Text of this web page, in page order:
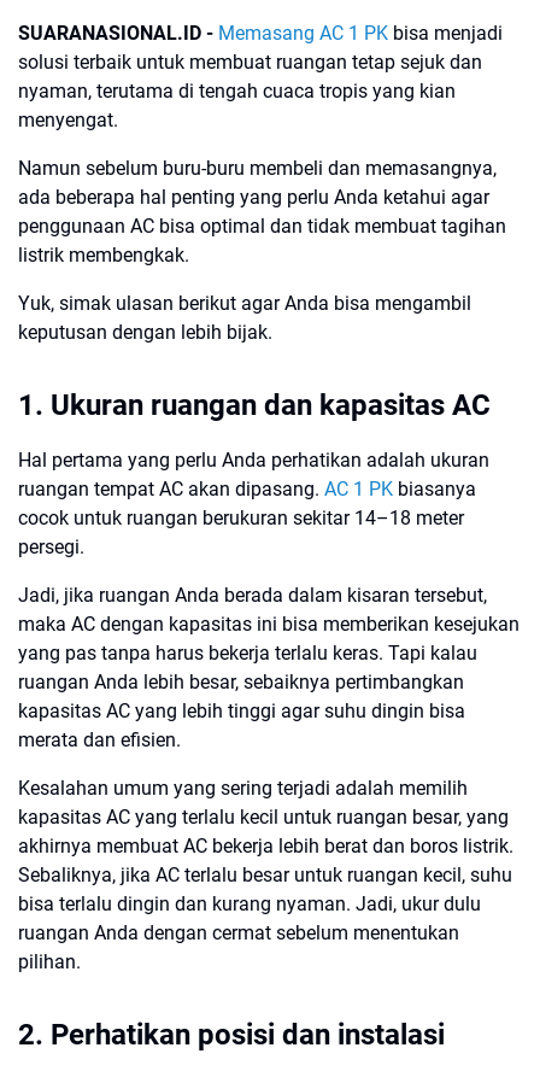
SUARANASIONAL.ID - Memasang AC 1 PK bisa menjadi
solusi terbaik untuk membuat ruangan tetap sejuk dan
nyaman, terutama di tengah cuaca tropis yang kian
menyengat.
Namun sebelum buru-buru membeli dan memasangnya,
ada beberapa hal penting yang perlu Anda ketahui agar
penggunaan AC bisa optimal dan tidak membuat tagihan
listrik membengkak.
Yuk, simak ulasan berikut agar Anda bisa mengambil
keputusan dengan lebih bijak.
1. Ukuran ruangan dan kapasitas AC
Hal pertama yang perlu Anda perhatikan adalah ukuran
ruangan tempat AC akan dipasang. AC 1 PK biasanya
cocok untuk ruangan berukuran sekitar 14–18 meter
persegi.
Jadi, jika ruangan Anda berada dalam kisaran tersebut,
maka AC dengan kapasitas ini bisa memberikan kesejukan
yang pas tanpa harus bekerja terlalu keras. Tapi kalau
ruangan Anda lebih besar, sebaiknya pertimbangkan
kapasitas AC yang lebih tinggi agar suhu dingin bisa
merata dan efisien.
Kesalahan umum yang sering terjadi adalah memilih
kapasitas AC yang terlalu kecil untuk ruangan besar, yang
akhirnya membuat AC bekerja lebih berat dan boros listrik.
Sebaliknya, jika AC terlalu besar untuk ruangan kecil, suhu
bisa terlalu dingin dan kurang nyaman. Jadi, ukur dulu
ruangan Anda dengan cermat sebelum menentukan
pilihan.
2. Perhatikan posisi dan instalasi